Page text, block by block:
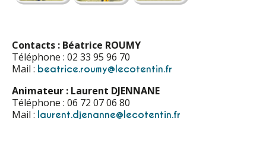
Contacts : Béatrice ROUMY
Téléphone : 02 33 95 96 70
Mail : beatrice.roumy@lecotentin.fr
Animateur : Laurent DJENNANE
Téléphone : 06 72 07 06 80
Mail : laurent.djenanne@lecotentin.fr